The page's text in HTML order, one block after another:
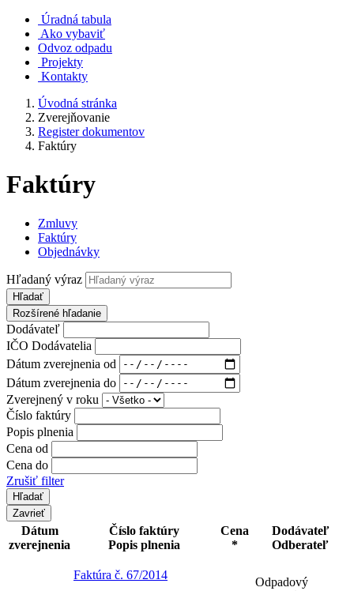
Úradná tabula
Ako vybaviť
Odvoz odpadu
Projekty
Kontakty
Úvodná stránka
Zverejňovanie
Register dokumentov
Faktúry
Faktúry
Zmluvy
Faktúry
Objednávky
Hľadaný výraz
Hľadať
Rozšírené hľadanie
Dodávateľ
IČO Dodávatelia
Dátum zverejnenia od
Dátum zverejnenia do
Zverejnený v roku
Číslo faktúry
Popis plnenia
Cena od
Cena do
Zrušiť filter
Zavrieť
Dátum
zverejnenia
Číslo faktúry
Popis plnenia
Cena
*
Dodávateľ
Odberateľ
Faktúra č. 67/2014
Odpadový